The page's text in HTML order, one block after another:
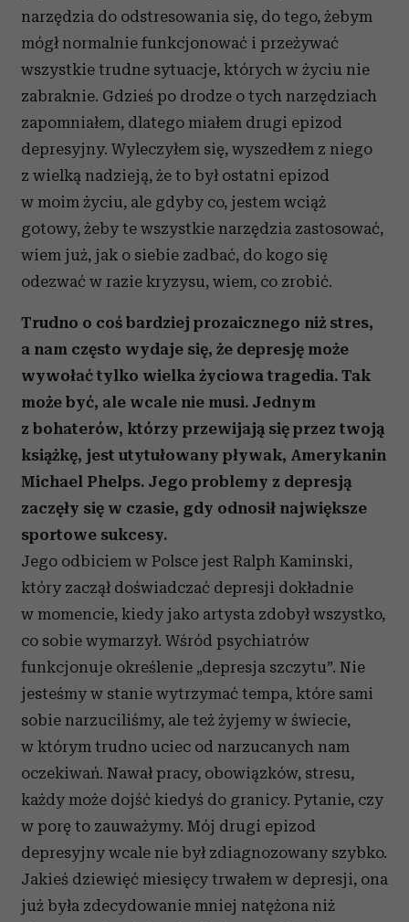
narzędzia do odstresowania się, do tego, żebym
mógł normalnie funkcjonować i przeżywać
wszystkie trudne sytuacje, których w życiu nie
zabraknie. Gdzieś po drodze o tych narzędziach
zapomniałem, dlatego miałem drugi epizod
depresyjny. Wyleczyłem się, wyszedłem z niego
z wielką nadzieją, że to był ostatni epizod
w moim życiu, ale gdyby co, jestem wciąż
gotowy, żeby te wszystkie narzędzia zastosować,
wiem już, jak o siebie zadbać, do kogo się
odezwać w razie kryzysu, wiem, co zrobić.
Trudno o coś bardziej prozaicznego niż stres,
a nam często wydaje się, że depresję może
wywołać tylko wielka życiowa tragedia. Tak
może być, ale wcale nie musi. Jednym
z bohaterów, którzy przewijają się przez twoją
książkę, jest utytułowany pływak, Amerykanin
Michael Phelps. Jego problemy z depresją
zaczęły się w czasie, gdy odnosił największe
sportowe sukcesy.
Jego odbiciem w Polsce jest Ralph Kaminski,
który zaczął doświadczać depresji dokładnie
w momencie, kiedy jako artysta zdobył wszystko,
co sobie wymarzył. Wśród psychiatrów
funkcjonuje określenie „depresja szczytu”. Nie
jesteśmy w stanie wytrzymać tempa, które sami
sobie narzuciliśmy, ale też żyjemy w świecie,
w którym trudno uciec od narzucanych nam
oczekiwań. Nawał pracy, obowiązków, stresu,
każdy może dojść kiedyś do granicy. Pytanie, czy
w porę to zauważymy. Mój drugi epizod
depresyjny wcale nie był zdiagnozowany szybko.
Jakieś dziewięć miesięcy trwałem w depresji, ona
już była zdecydowanie mniej natężona niż